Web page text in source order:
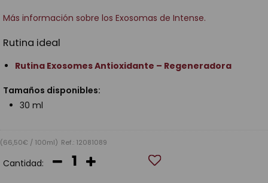
Más información sobre los Exosomas de Intense.
Rutina ideal
Rutina Exosomes Antioxidante – Regeneradora
Tamaños disponibles:
30 ml
(66,50€ / 100ml) Ref.: 12081089
Cantidad: